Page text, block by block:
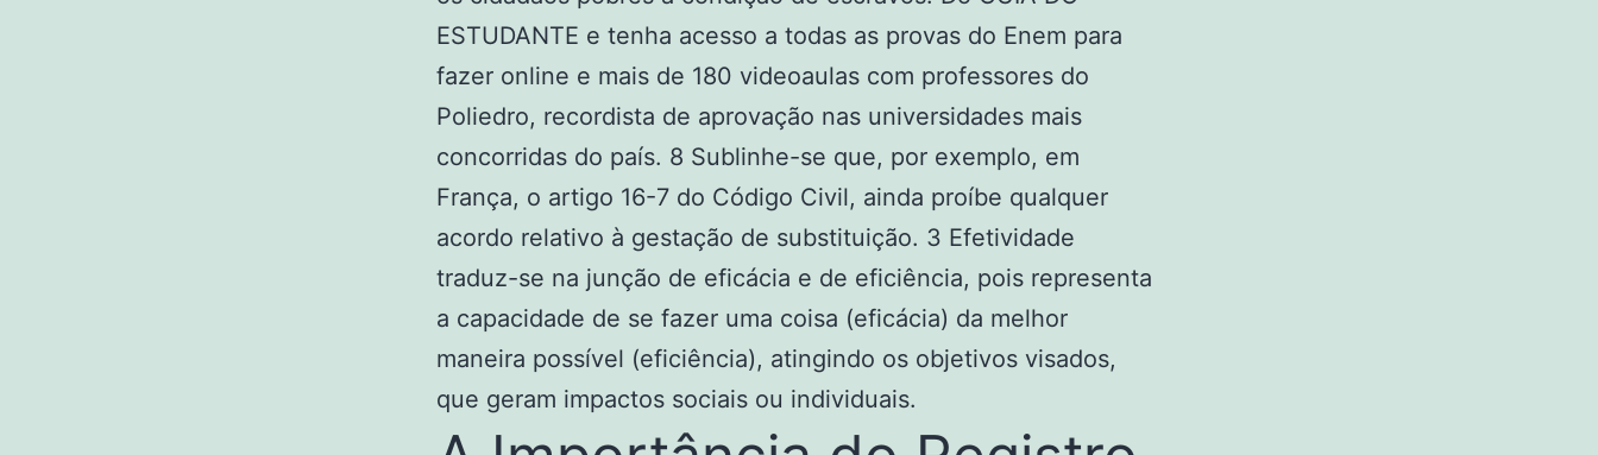
ESTUDANTE e tenha acesso a todas as provas do Enem para
fazer online e mais de 180 videoaulas com professores do
Poliedro, recordista de aprovação nas universidades mais
concorridas do país. 8 Sublinhe-se que, por exemplo, em
França, o artigo 16-7 do Código Civil, ainda proíbe qualquer
acordo relativo à gestação de substituição. 3 Efetividade
traduz-se na junção de eficácia e de eficiência, pois representa
a capacidade de se fazer uma coisa (eficácia) da melhor
maneira possível (eficiência), atingindo os objetivos visados,
que geram impactos sociais ou individuais.